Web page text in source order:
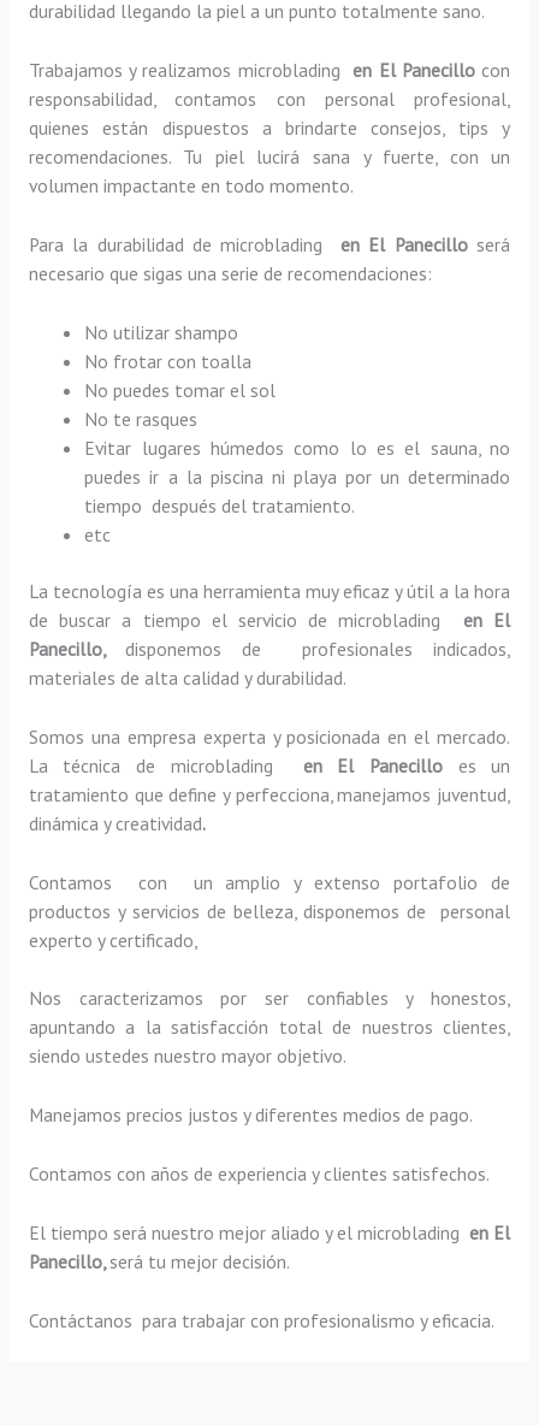
durabilidad llegando la piel a un punto totalmente sano.
Trabajamos y realizamos microblading en El Panecillo con
responsabilidad, contamos con personal profesional,
quienes están dispuestos a brindarte consejos, tips y
recomendaciones. Tu piel lucirá sana y fuerte, con un
volumen impactante en todo momento.
Para la durabilidad de microblading en El Panecillo será
necesario que sigas una serie de recomendaciones:
No utilizar shampo
No frotar con toalla
No puedes tomar el sol
No te rasques
Evitar lugares húmedos como lo es el sauna, no
puedes ir a la piscina ni playa por un determinado
tiempo después del tratamiento.
etc
La tecnología es una herramienta muy eficaz y útil a la hora
de buscar a tiempo el servicio de microblading en El
Panecillo, disponemos de profesionales indicados,
materiales de alta calidad y durabilidad.
Somos una empresa experta y posicionada en el mercado.
La técnica de microblading en El Panecillo es un
tratamiento que define y perfecciona, manejamos juventud,
dinámica y creatividad.
Contamos con un amplio y extenso portafolio de
productos y servicios de belleza, disponemos de personal
experto y certificado,
Nos caracterizamos por ser confiables y honestos,
apuntando a la satisfacción total de nuestros clientes,
siendo ustedes nuestro mayor objetivo.
Manejamos precios justos y diferentes medios de pago.
Contamos con años de experiencia y clientes satisfechos.
El tiempo será nuestro mejor aliado y elmicroblading en El
Panecillo, será tu mejor decisión.
Contáctanos para trabajar con profesionalismo y eficacia.